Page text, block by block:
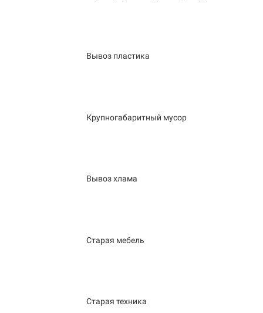
Вывоз пластика
Крупногабаритный мусор
Вывоз хлама
Старая мебель
Старая техника